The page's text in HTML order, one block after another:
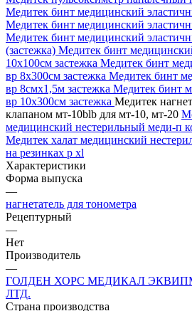
Медитек бинт медицинский
Медитек бинт медицинский
Медитек бинт медицинский
(застежка) Медитек бинт
10х100см застежка Медитек бинт
вр 8х300см застежка Медитек бинт
вр 8смх1,5м застежка Медитек бинт
вр 10х300см застежка Медитек
клапаном мт-10blb для мт-10, мт-20
медицинский нестерильный меди-п
Медитек халат медицинский
на резинках р xl
Характеристики
Форма выпуска
—
нагнетатель для тонометра
Рецептурный
—
Нет
Производитель
—
ГОЛДЕН ХОРС МЕДИКАЛ
ЛТД.
Страна производства